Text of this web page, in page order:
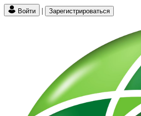
Войти | Зарегистрироваться